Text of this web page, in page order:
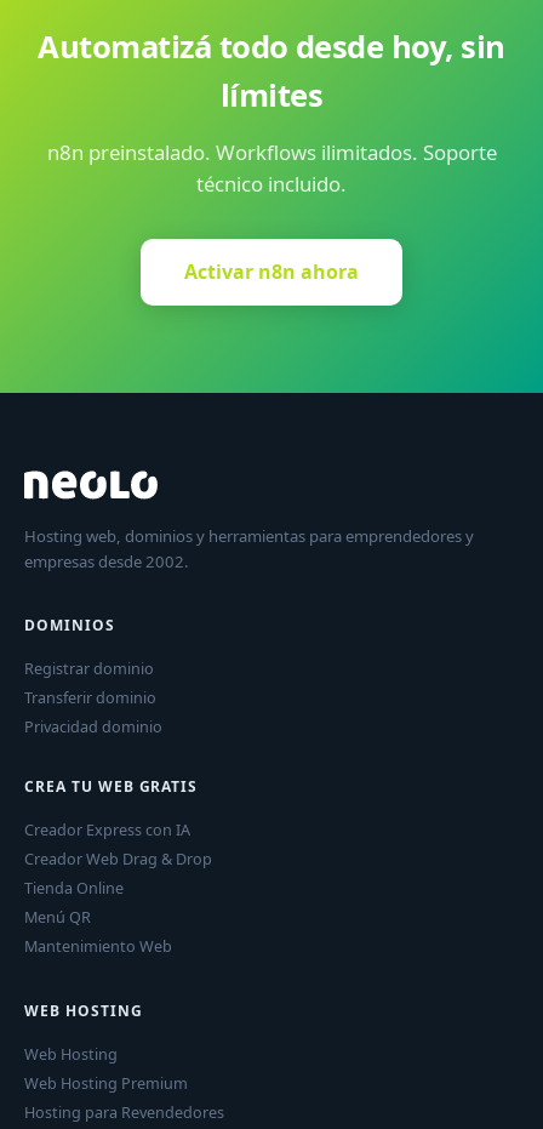
Automatizá todo desde hoy, sin
límites
n8n preinstalado. Workflows ilimitados. Soporte
técnico incluido.
Activar n8n ahora
Hosting web, dominios y herramientas para emprendedores y
empresas desde 2002.
DOMINIOS
Registrar dominio
Transferir dominio
Privacidad dominio
CREA TU WEB GRATIS
Creador Express con IA
Creador Web Drag & Drop
Tienda Online
Menú QR
Mantenimiento Web
WEB HOSTING
Web Hosting
Web Hosting Premium
Hosting para Revendedores